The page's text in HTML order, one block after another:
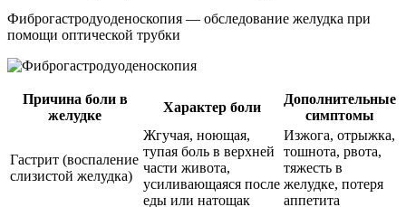
Фиброгастродуоденоскопия — обследование желудка при
помощи оптической трубки
Причина боли в
желудке
Характер боли
Дополнительные
симптомы
Гастрит (воспаление
слизистой желудка)
Жгучая, ноющая,
тупая боль в верхней
части живота,
усиливающаяся после
еды или натощак
Изжога, отрыжка,
тошнота, рвота,
тяжесть в
желудке, потеря
аппетита